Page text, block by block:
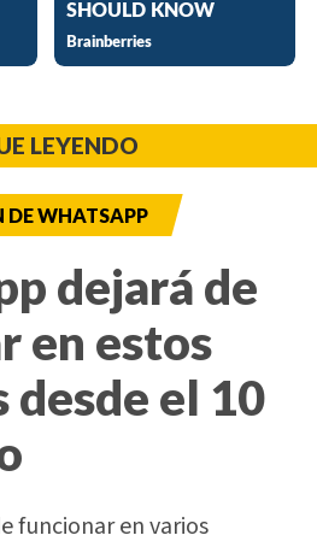
LEYENDO
WHATSAPP
dejará de
en estos
desde el 10
funcionar en varios